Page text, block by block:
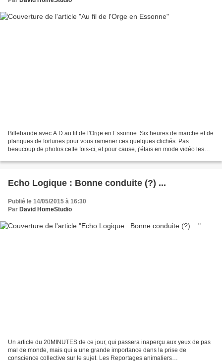
Billebaude avec A.D au fil de l'Orge en Essonne. Six heures de marche et de
planques de fortunes pour vous ramener ces quelques clichés. Pas
beaucoup de photos cette fois-ci, et pour cause, j'étais en mode vidéo les
Echo Logique : Bonne conduite (?) ...
Publié le 14/05/2015 à 16:30
Par David HomeStudio
Un article du 20MINUTES de ce jour, qui passera inaperçu aux yeux de pas
mal de monde, mais qui a une grande importance dans la prise de
conscience collective sur le sujet. Les Reportages animaliers